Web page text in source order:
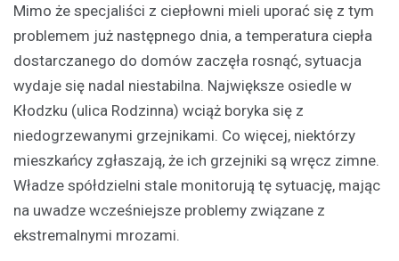
Mimo że specjaliści z ciepłowni mieli uporać się z tym
problemem już następnego dnia, a temperatura ciepła
dostarczanego do domów zaczęła rosnąć, sytuacja
wydaje się nadal niestabilna. Największe osiedle w
Kłodzku (ulica Rodzinna) wciąż boryka się z
niedogrzewanymi grzejnikami. Co więcej, niektórzy
mieszkańcy zgłaszają, że ich grzejniki są wręcz zimne.
Władze spółdzielni stale monitorują tę sytuację, mając
na uwadze wcześniejsze problemy związane z
ekstremalnymi mrozami.